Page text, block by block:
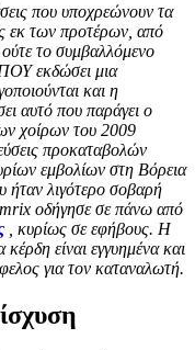
που υποχρεώνουν τα
εκ των προτέρων, από
το συμβαλλόμενο
ΠΟΥ εκδώσει μια
και η
αυτό που παράγει ο
χοίρων του 2009
προκαταβολών
εμβολίων στη Βόρεια
ήταν λιγότερο σοβαρή
οδήγησε σε πάνω από
, κυρίως σε εφήβους. Η
είναι εγγυημένα και
για τον καταναλωτή.